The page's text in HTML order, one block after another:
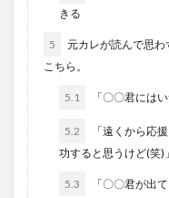
きる
5
元カレが読んで思わ
こちら。
5.1 「〇〇君には
5.2
「遠くから応
功すると思うけど(笑)」
5.3
「〇〇君が出